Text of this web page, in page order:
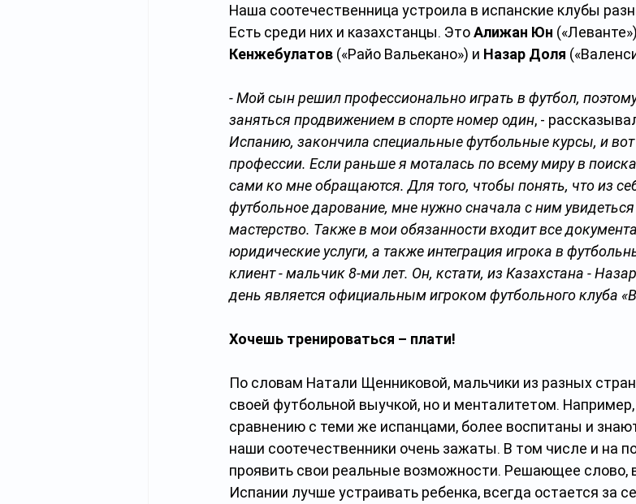
Наша соотечественница устроила в испанские клубы
Есть среди них и казахстанцы. Это Алижан Юн
Кенжебулатов («Райо Вальекано») и Назар Доля
- Мой сын решил профессионально играть в футбол,
заняться продвижением в спорте номер один, -
Испанию, закончила специальные футбольные курсы, и вот
профессии. Если раньше я моталась по всему миру в
сами ко мне обращаются. Для того, чтобы понять, что из
футбольное дарование, мне нужно сначала с ним увидеться
мастерство. Также в мои обязанности входит все
юридические услуги, а также интеграция игрока в
клиент - мальчик 8-ми лет. Он, кстати, из Казахстана -
день является официальным игроком футбольного клуба
Хочешь тренироваться – плати!
По словам Натали Щенниковой, мальчики из разных
своей футбольной выучкой, но и менталитетом.
сравнению с теми же испанцами, более воспитаны и
наши соотечественники очень зажаты. В том числе и на
проявить свои реальные возможности. Решающее слово,
Испании лучше устраивать ребенка, всегда остается за